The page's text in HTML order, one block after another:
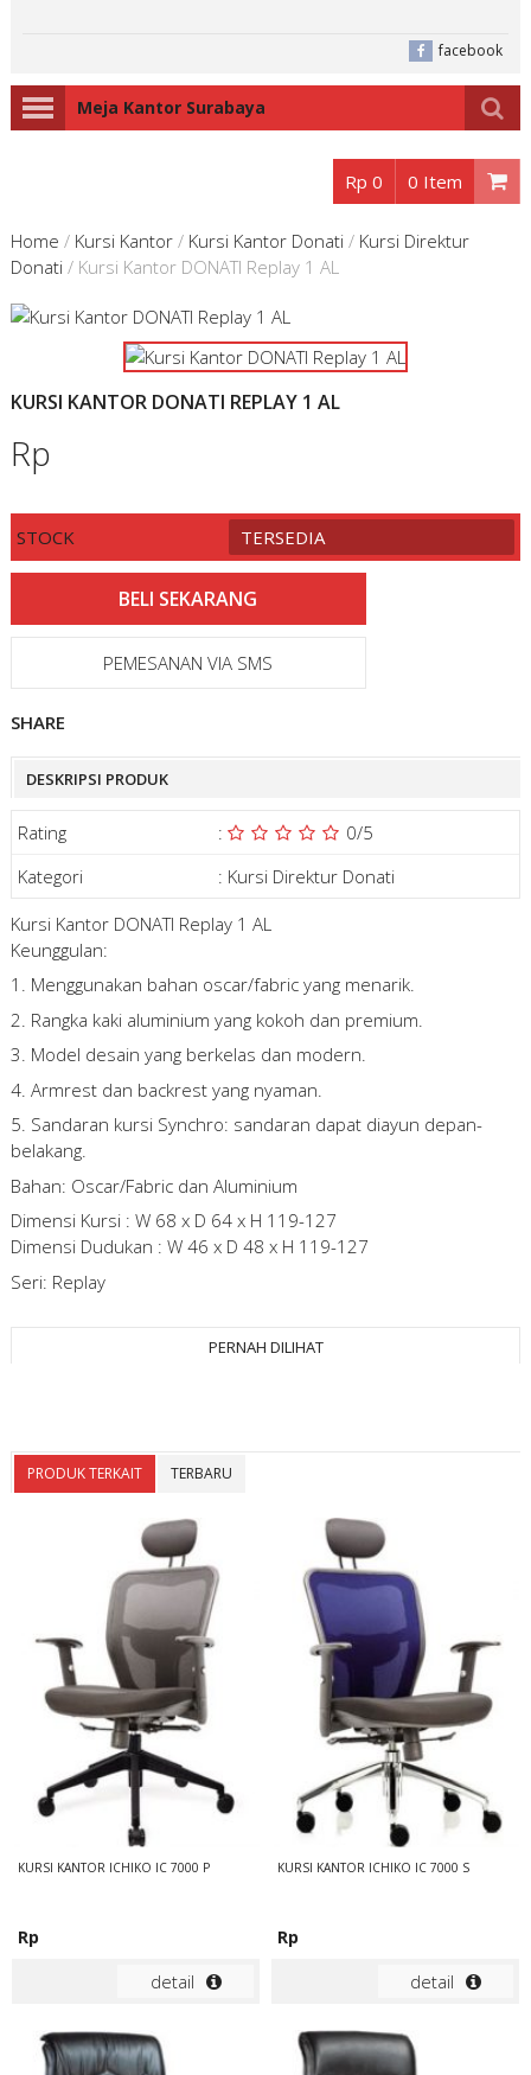
facebook
Meja Kantor Surabaya
Rp 0 0 Item
Home / Kursi Kantor/ Kursi Kantor Donati / Kursi Direktur
Donati / Kursi Kantor DONATI Replay 1 AL
KURSI KANTOR DONATI REPLAY 1 AL
Rp
STOCK TERSEDIA
PEMESANAN VIA SMS
SHARE
DESKRIPSI PRODUK
Rating : 0/5
Kategori
: Kursi Direktur Donati
Kursi Kantor DONATI Replay 1 AL
Keunggulan:
1. Menggunakan bahan oscar/fabric yang menarik.
2. Rangka kaki aluminium yang kokoh dan premium.
3. Model desain yang berkelas dan modern.
4. Armrest dan backrest yang nyaman.
5. Sandaran kursi Synchro: sandaran dapat diayun depan-
belakang.
Bahan: Oscar/Fabric dan Aluminium
Dimensi Kursi : W 68 x D 64 x H 119-127
Dimensi Dudukan : W 46 x D 48 x H 119-127
Seri: Replay
PERNAH DILIHAT
PRODUK TERKAIT TERBARU
KURSI KANTOR ICHIKO IC 7000 P
Rp
detail
KURSI KANTOR ICHIKO IC 7000 S
Rp
detail